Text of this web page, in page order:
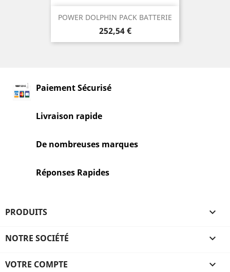
POWER DOLPHIN PACK BATTERIE
Prix
252,54 €
Paiement Sécurisé
Livraison rapide
De nombreuses marques
Réponses Rapides
PRODUITS 
NOTRE SOCIÉTÉ 
VOTRE COMPTE 